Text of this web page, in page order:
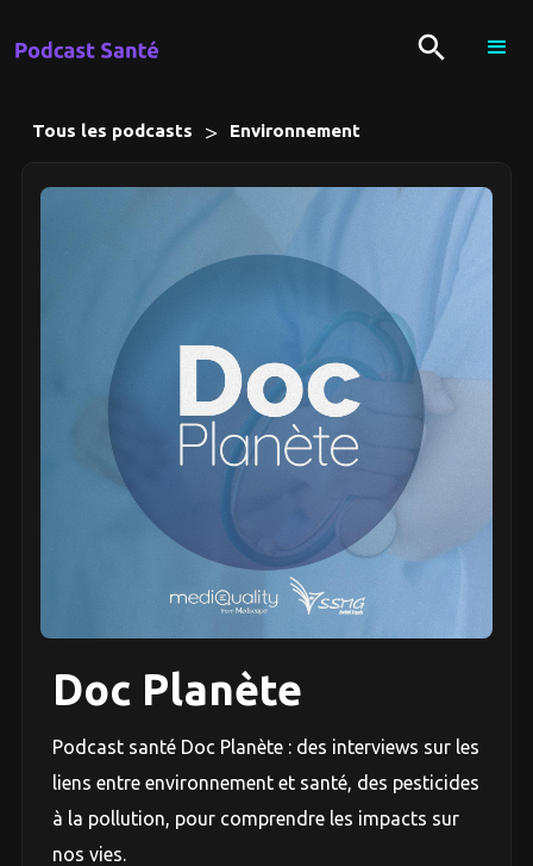
Tous les podcasts > Environnement
Doc Planète
Podcast santé Doc Planète : des interviews sur les
liens entre environnement et santé, des pesticides
à la pollution, pour comprendre les impacts sur
nos vies.